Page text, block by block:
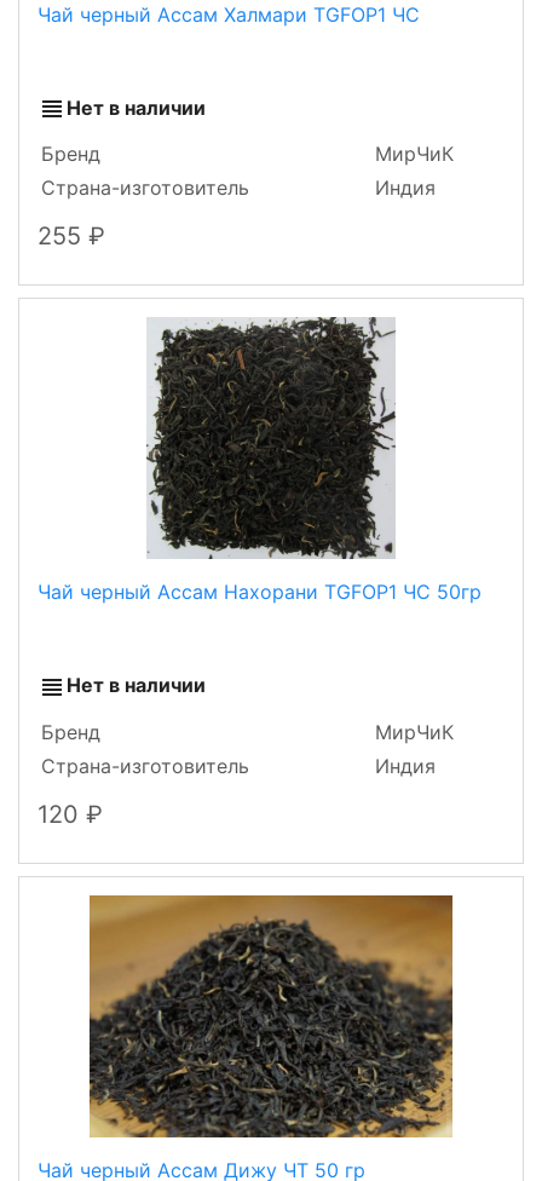
Чай черный Ассам Халмари TGFOP1 ЧС
Нет в наличии
Бренд
МирЧиК
Страна-изготовитель
Индия
255
Чай черный Ассам Нахорани TGFOP1 ЧС 50гр
Нет в наличии
Бренд
МирЧиК
Страна-изготовитель
Индия
120
Чай черный Ассам Дижу ЧТ 50 гр